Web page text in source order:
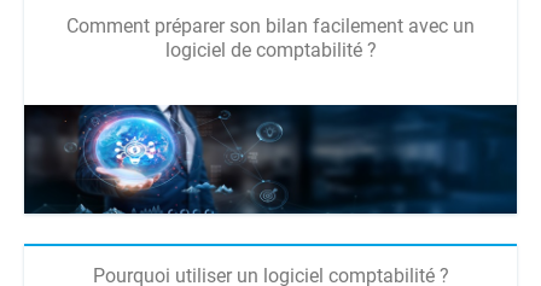
Comment préparer son bilan facilement avec un
logiciel de comptabilité ?
Pourquoi utiliser un logiciel comptabilité ?